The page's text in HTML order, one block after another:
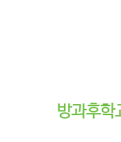
방과후학